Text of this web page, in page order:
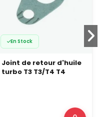
En Stock
Joint de retour d'huile
turbo T3 T3/T4 T4